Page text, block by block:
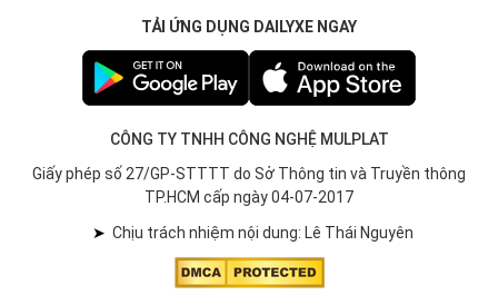
TẢI ỨNG DỤNG DAILYXE NGAY
CÔNG TY TNHH CÔNG NGHỆ MULPLAT
Giấy phép số 27/GP-STTTT do Sở Thông tin và Truyền thông
TP.HCM cấp ngày 04-07-2017
➤ Chịu trách nhiệm nội dung: Lê Thái Nguyên